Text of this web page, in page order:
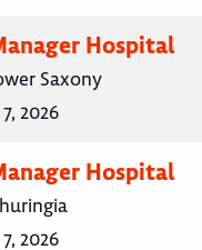
Hospital
Saxony
2026
Hospital
2026